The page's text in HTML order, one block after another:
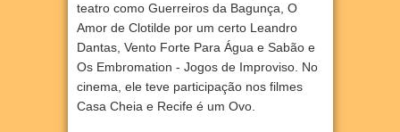
teatro como Guerreiros da Bagunça, O
Amor de Clotilde por um certo Leandro
Dantas, Vento Forte Para Água e Sabão e
Os Embromation - Jogos de Improviso. No
cinema, ele teve participação nos filmes
Casa Cheia e Recife é um Ovo.